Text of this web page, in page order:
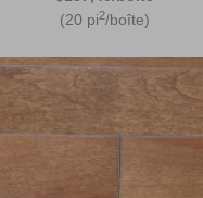
(20 pi2/boîte)